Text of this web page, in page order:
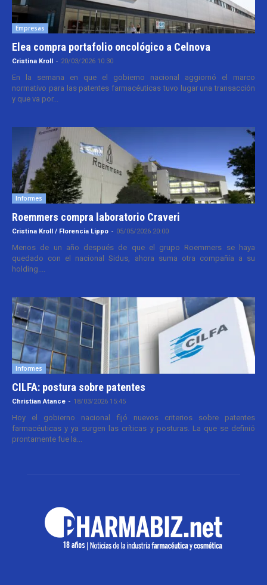
Empresas
Elea compra portafolio oncológico a Celnova
Cristina Kroll - 20/03/2026 10:30
En la semana en que el gobierno nacional aggiornó el marco
normativo para las patentes farmacéuticas tuvo lugar una transacción
y que va por...
Informes
Roemmers compra laboratorio Craveri
Cristina Kroll / Florencia Lippo - 05/05/2026 20:00
Menos de un año después de que el grupo Roemmers se haya
quedado con el nacional Sidus, ahora suma otra compañía a su
holding....
Informes
CILFA: postura sobre patentes
Christian Atance - 18/03/2026 15:45
Hoy el gobierno nacional fijó nuevos criterios sobre patentes
farmacéuticas y ya surgen las críticas y posturas. La que se definió
prontamente fue la...